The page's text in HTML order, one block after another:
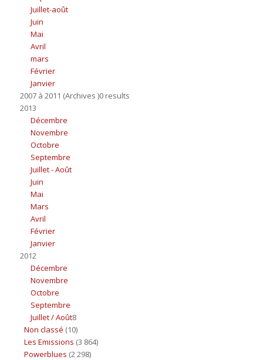
Juillet-août
Juin
Mai
Avril
mars
Février
Janvier
2007 à 2011 (Archives )0 results
2013
Décembre
Novembre
Octobre
Septembre
Juillet - Août
Juin
Mai
Mars
Avril
Février
Janvier
2012
Décembre
Novembre
Octobre
Septembre
Juillet / Août8
Non classé (10)
Les Emissions (3 864)
Powerblues (2 298)